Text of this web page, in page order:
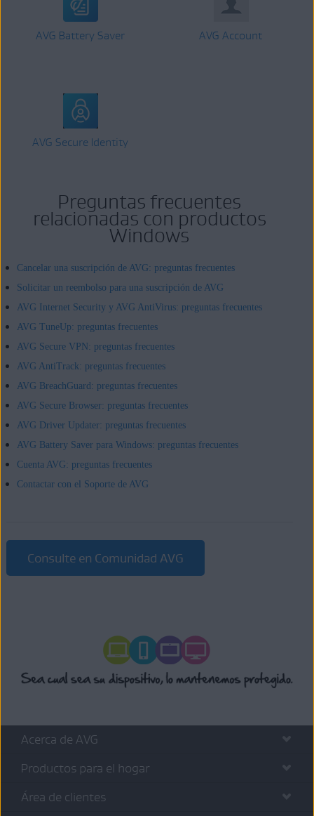
AVG Battery Saver AVG Account
AVG Secure Identity
Preguntas frecuentes
relacionadas con productos
Windows
Cancelar una suscripción de AVG: preguntas frecuentes
Solicitar un reembolso para una suscripción de AVG
AVG Internet Security y AVG AntiVirus: preguntas frecuentes
AVG TuneUp: preguntas frecuentes
AVG Secure VPN: preguntas frecuentes
AVG AntiTrack: preguntas frecuentes
AVG BreachGuard: preguntas frecuentes
AVG Secure Browser: preguntas frecuentes
AVG Driver Updater: preguntas frecuentes
AVG Battery Saver para Windows: preguntas frecuentes
Cuenta AVG: preguntas frecuentes
Contactar con el Soporte de AVG
Consulte en Comunidad AVG
Acerca de AVG
Productos para el hogar
Área de clientes